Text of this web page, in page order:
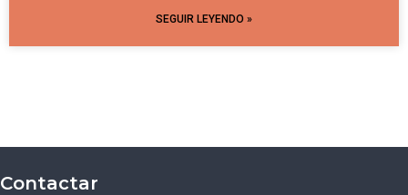
SEGUIR LEYENDO »
Contactar